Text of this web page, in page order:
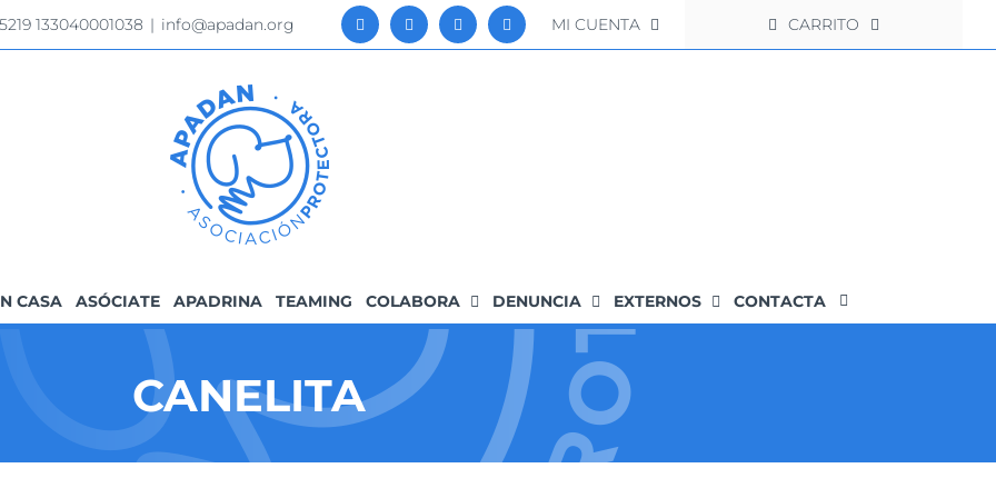
133040001038 | info@apadan.org MI CUENTA CARRITO
CASA ASÓCIATE APADRINA TEAMING COLABORA DENUNCIA EXTERNOS CONTACTA
CANELITA